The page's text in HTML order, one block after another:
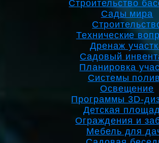
Строительство
Сады мира
Технические
Дренаж
Садовый
Планировка
Системы
Освещение
Программы 3D-
Детская
Ограждения и
Мебель для